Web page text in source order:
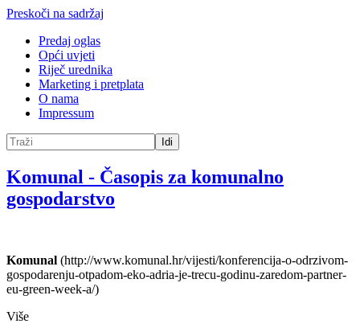
Preskoči na sadržaj
Predaj oglas
Opći uvjeti
Riječ urednika
Marketing i pretplata
O nama
Impressum
Idi
Komunal - Časopis za komunalno
gospodarstvo
Komunal (http://www.komunal.hr/vijesti/konferencija-o-odrzivom-
gospodarenju-otpadom-eko-adria-je-trecu-godinu-zaredom-partner-
eu-green-week-a/)
Više